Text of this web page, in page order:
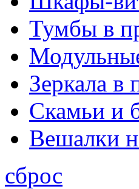
Тумбы в
Зеркала
Скамьи и
Вешалки
сброс